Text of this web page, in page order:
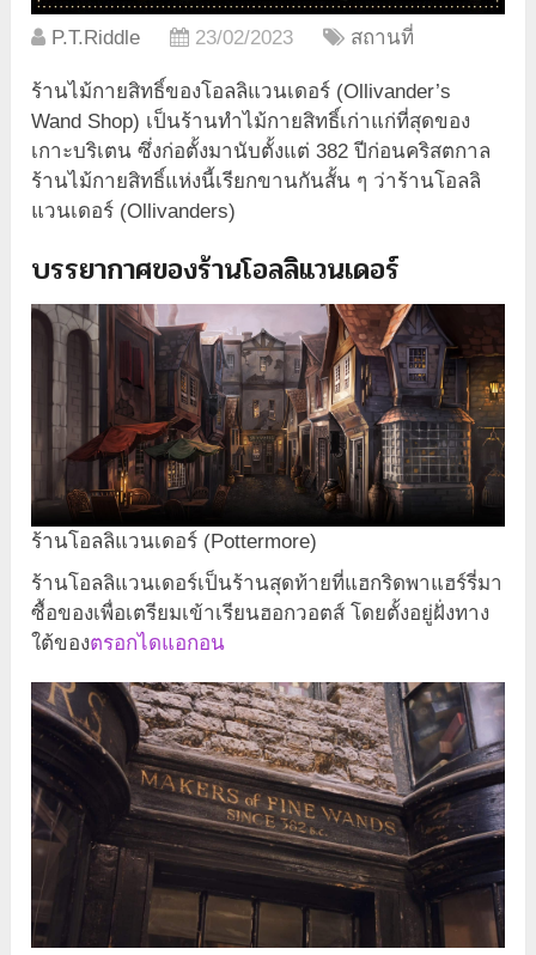
P.T.Riddle 23/02/2023 สถานที่
ร้านไม้กายสิทธิ์ของโอลลิแวนเดอร์ (Ollivander’s
Wand Shop) เป็นร้านทำไม้กายสิทธิ์เก่าแก่ที่สุดของ
เกาะบริเตน ซึ่งก่อตั้งมานับตั้งแต่ 382 ปีก่อนคริสตกาล
ร้านไม้กายสิทธิ์แห่งนี้เรียกขานกันสั้น ๆ ว่าร้านโอลลิ
แวนเดอร์ (Ollivanders)
บรรยากาศของร้านโอลลิแวนเดอร์
ร้านโอลลิแวนเดอร์ (Pottermore)
ร้านโอลลิแวนเดอร์เป็นร้านสุดท้ายที่แฮกริดพาแฮร์รี่มา
ซื้อของเพื่อเตรียมเข้าเรียนฮอกวอตส์ โดยตั้งอยู่ฝั่งทาง
ใต้ของตรอกไดแอกอน